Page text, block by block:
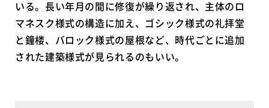
いる。長い年月の間に修復が繰り返され、主体のロ
マネスク様式の構造に加え、ゴシック様式の礼拝堂
と鐘楼、バロック様式の屋根など、時代ごとに追加
された建築様式が見られるのもいい。